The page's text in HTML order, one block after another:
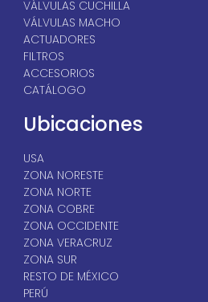
VÁLVULAS CUCHILLA
VÁLVULAS MACHO
ACTUADORES
FILTROS
ACCESORIOS
CATÁLOGO
Ubicaciones
USA
ZONA NORESTE
ZONA NORTE
ZONA COBRE
ZONA OCCIDENTE
ZONA VERACRUZ
ZONA SUR
RESTO DE MÉXICO
PERÚ